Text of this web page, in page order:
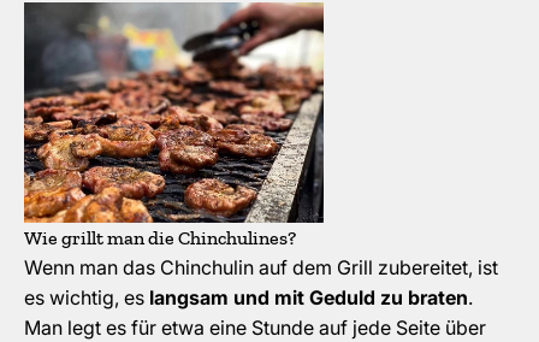
Wie grillt man die Chinchulines?
Wenn man das Chinchulin auf dem Grill zubereitet, ist
es wichtig, es langsam und mit Geduld zu braten.
Man legt es für etwa eine Stunde auf jede Seite über